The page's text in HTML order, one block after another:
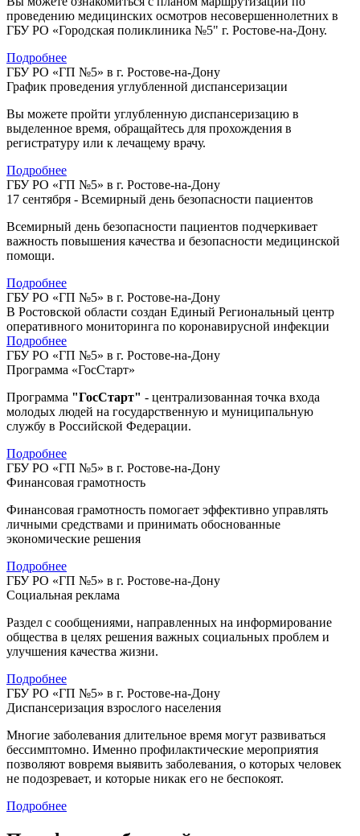
проведению медицинских осмотров несовершеннолетних в
ГБУ РО «Городская поликлиника №5" г. Ростове-на-Дону.
Подробнее
ГБУ РО «ГП №5» в г. Ростове-на-Дону
График проведения углубленной диспансеризации
Вы можете пройти углубленную диспансеризацию в
выделенное время, обращайтесь для прохождения в
регистратуру или к лечащему врачу.
Подробнее
ГБУ РО «ГП №5» в г. Ростове-на-Дону
17 сентября - Всемирный день безопасности пациентов
Всемирный день безопасности пациентов подчеркивает
важность повышения качества и безопасности медицинской
помощи.
Подробнее
ГБУ РО «ГП №5» в г. Ростове-на-Дону
В Ростовской области создан Единый Региональный центр
оперативного мониторинга по коронавирусной инфекции
Подробнее
ГБУ РО «ГП №5» в г. Ростове-на-Дону
Программа «ГосСтарт»
Программа "ГосСтарт" - централизованная точка входа
молодых людей на государственную и муниципальную
службу в Российской Федерации.
Подробнее
ГБУ РО «ГП №5» в г. Ростове-на-Дону
Финансовая грамотность
Финансовая грамотность помогает эффективно управлять
личными средствами и принимать обоснованные
экономические решения
Подробнее
ГБУ РО «ГП №5» в г. Ростове-на-Дону
Социальная реклама
Раздел с сообщениями, направленных на информирование
общества в целях решения важных социальных проблем и
улучшения качества жизни.
Подробнее
ГБУ РО «ГП №5» в г. Ростове-на-Дону
Диспансеризация взрослого населения
Многие заболевания длительное время могут развиваться
бессимптомно. Именно профилактические мероприятия
позволяют вовремя выявить заболевания, о которых человек
не подозревает, и которые никак его не беспокоят.
Подробнее